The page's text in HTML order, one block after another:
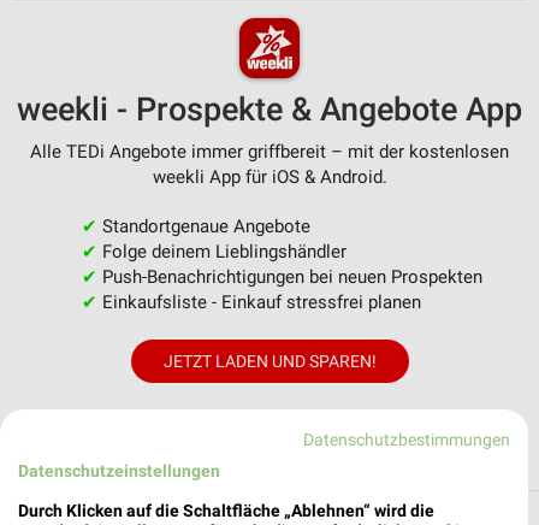
weekli - Prospekte & Angebote App
Alle TEDi Angebote immer griffbereit – mit der kostenlosen
weekli App für iOS & Android.
✔ Standortgenaue Angebote
✔ Folge deinem Lieblingshändler
✔ Push-Benachrichtigungen bei neuen Prospekten
✔ Einkaufsliste - Einkauf stressfrei planen
JETZT LADEN UND SPAREN!
Datenschutzbestimmungen
Datenschutzeinstellungen
Durch Klicken auf die Schaltfläche „Ablehnen“ wird die